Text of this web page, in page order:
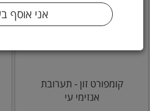
קומפורט זון - תערובת
אנזימי עי